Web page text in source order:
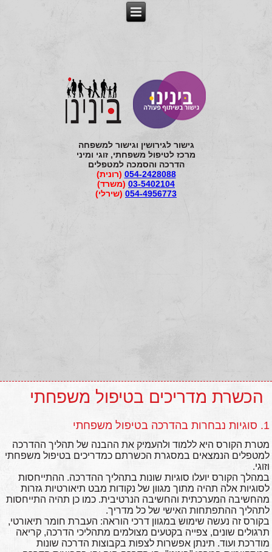
גישור לגירושין וגישור למשפחה
מרכז לטיפול משפחתי, זוגי ומיני
הדרכה והסמכה למטפלים
054-2428088 (רונית)
03-5402104 (משרד)
054-4956773 (שירלי)
הכשרת מדריכים בטיפול משפחתי
1. סוגיות נבחרות בהדרכה בטיפול משפחתי
מטרת הקורס היא ללמוד ולהעמיק את ההבנה של תהליך ההדרכה
למטפלים הנמצאים במסגרת הכשרתם כמדריכים בטיפול משפחתי
וזוגי.
במהלך הקורס יועלו סוגיות שונות בתהליך ההדרכה. ההתייחסות
לסוגיות אלה תהיה מתוך מגוון של נקודות מבט תיאורטיות גזרות
מהחשיבה המערכתית והחשיבה הנרטיבית. כמו כן תהיה התייחסות
לתהליך ההתפתחות האישי של כל מדריך.
בקורס זה נעשה שימוש במגוון דרכי הוראה: העברת חומר תיאורטי,
תרגולים שונים, צפייה בקטעים מצולמים מתהליכי הדרכה, קריאה
מודרכת ועוד. תינתן אפשרות לצפות בקבוצות הדרכה שונות